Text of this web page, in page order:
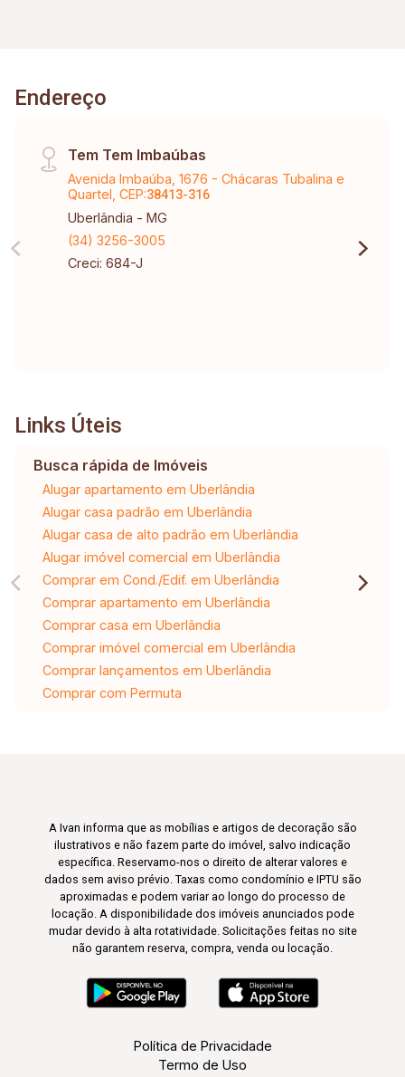
Endereço
Tem Tem Imbaúbas
Avenida Imbaúba, 1676 - Chácaras Tubalina e
Quartel, CEP:38413-316
Uberlândia - MG
(34) 3256-3005
Creci: 684-J
Links Úteis
Busca rápida de Imóveis
Alugar apartamento em Uberlândia
Alugar casa padrão em Uberlândia
Alugar casa de alto padrão em Uberlândia
Alugar imóvel comercial em Uberlândia
Comprar em Cond./Edif. em Uberlândia
Comprar apartamento em Uberlândia
Comprar casa em Uberlândia
Comprar imóvel comercial em Uberlândia
Comprar lançamentos em Uberlândia
Comprar com Permuta
A Ivan informa que as mobílias e artigos de decoração são
ilustrativos e não fazem parte do imóvel, salvo indicação
específica. Reservamo-nos o direito de alterar valores e
dados sem aviso prévio. Taxas como condomínio e IPTU são
aproximadas e podem variar ao longo do processo de
locação. A disponibilidade dos imóveis anunciados pode
mudar devido à alta rotatividade. Solicitações feitas no site
não garantem reserva, compra, venda ou locação.
Política de Privacidade
Termo de Uso